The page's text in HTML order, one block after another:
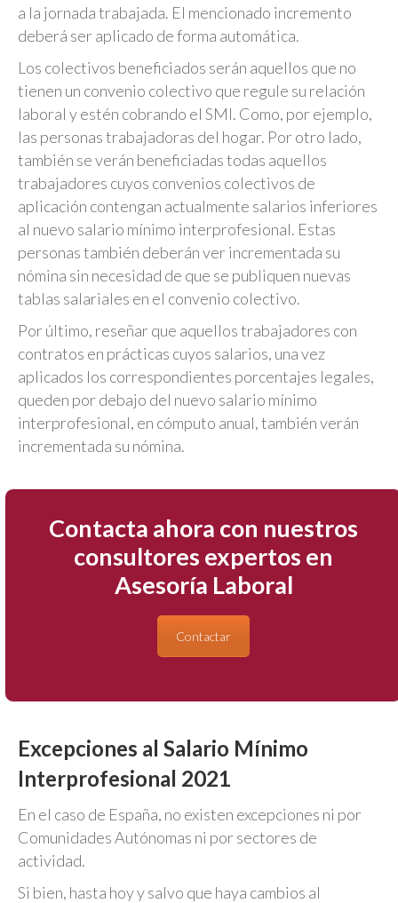
a la jornada trabajada. El mencionado incremento
deberá ser aplicado de forma automática.
Los colectivos beneficiados serán aquellos que no
tienen un convenio colectivo que regule su relación
laboral y estén cobrando el SMI. Como, por ejemplo,
las personas trabajadoras del hogar. Por otro lado,
también se verán beneficiadas todas aquellos
trabajadores cuyos convenios colectivos de
aplicación contengan actualmente salarios inferiores
al nuevo salario mínimo interprofesional. Estas
personas también deberán ver incrementada su
nómina sin necesidad de que se publiquen nuevas
tablas salariales en el convenio colectivo.
Por último, reseñar que aquellos trabajadores con
contratos en prácticas cuyos salarios, una vez
aplicados los correspondientes porcentajes legales,
queden por debajo del nuevo salario mínimo
interprofesional, en cómputo anual, también verán
incrementada su nómina.
Contacta ahora con nuestros
consultores expertos en
Asesoría Laboral
Contactar
Excepciones al Salario Mínimo
Interprofesional 2021
En el caso de España, no existen excepciones ni por
Comunidades Autónomas ni por sectores de
actividad.
Si bien, hasta hoy y salvo que haya cambios al